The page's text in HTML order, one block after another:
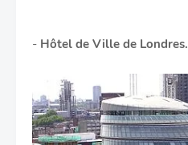
- Hôtel de Ville de Londres.